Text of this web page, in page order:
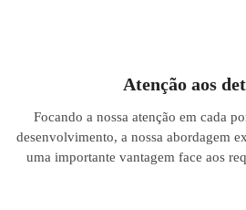
Atenção aos
Focando a nossa atenção em cada
desenvolvimento, a nossa abordagem
uma importante vantagem face aos